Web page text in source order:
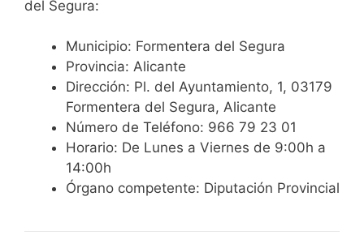
del Segura:
Municipio: Formentera del Segura
Provincia: Alicante
Dirección: Pl. del Ayuntamiento, 1, 03179
Formentera del Segura, Alicante
Número de Teléfono: 966 79 23 01
Horario: De Lunes a Viernes de 9:00h a
14:00h
Órgano competente: Diputación Provincial